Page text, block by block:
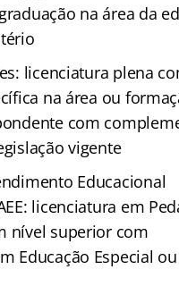
na área da
licenciatura plena
na área ou
com
vigente
Educacional
licenciatura em
nível superior com
Educação Especial ou